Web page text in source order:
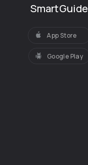
SmartGuide
App Store
Google Play